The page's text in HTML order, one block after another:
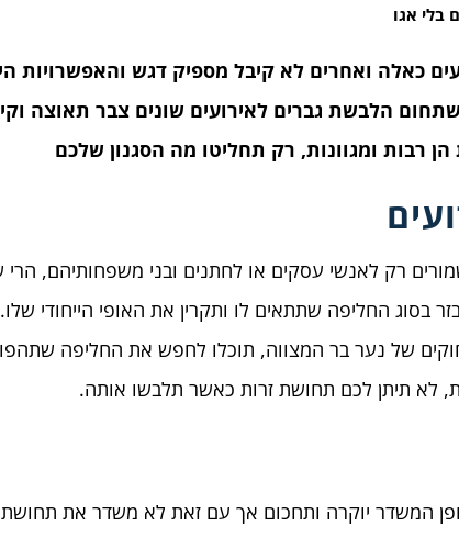
בלי אגו
כאלה ואחרים לא קיבל מספיק דגש והאפשרויות
הלבשת גברים לאירועים שונים צבר תאוצה
רבות ומגוונות, רק תחליטו מה הסגנון שלכם
רק לאנשי עסקים או לחתנים ובני משפחותיהם, הרי
בסוג החליפה שתתאים לו ותקרין את האופי הייחודי
של נער בר המצווה, תוכלו לחפש את החליפה
לא תיתן לכם תחושת זרות כאשר תלבשו אותה.
המשדר יוקרה ותחכום אך עם זאת לא משדר את